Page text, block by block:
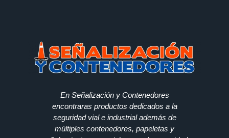
En Señalización y Contenedores
encontraras productos dedicados a la
seguridad vial e industrial además de
múltiples contenedores, papeletas y